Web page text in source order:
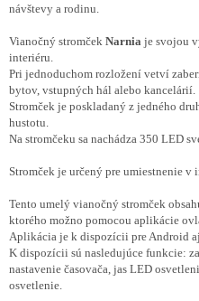
návštevy a rodinu.
Vianočný stromček Narnia je svojou
interiéru.
Pri jednoduchom rozložení vetví
bytov, vstupných hál alebo kancelárií.
Stromček je poskladaný z jedného
hustotu.
Na stromčeku sa nachádza 350 LED
Stromček je určený pre umiestnenie v
Tento umelý vianočný stromček
ktorého možno pomocou aplikácie
Aplikácia je k dispozícii pre Android
K dispozícii sú nasledujúce funkcie:
nastavenie časovača, jas LED
osvetlenie.